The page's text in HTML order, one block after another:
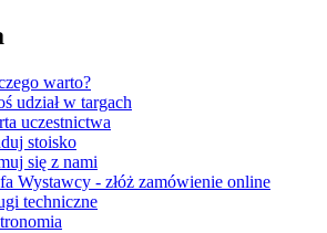
warto?
udział w targach
uczestnictwa
stoisko
się z nami
Wystawcy - złóż zamówienie online
techniczne